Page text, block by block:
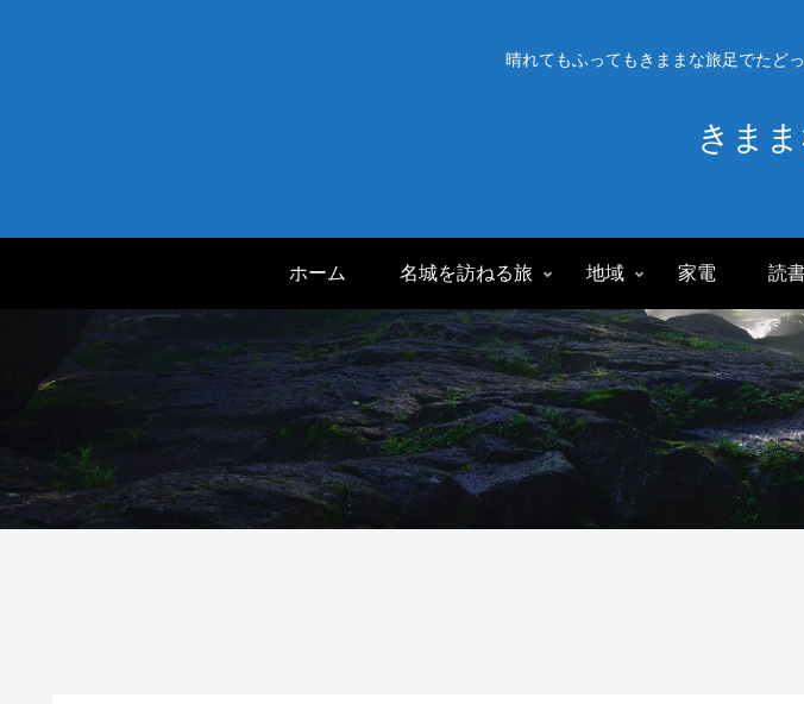
晴れてもふってもきままな旅足でたど
きま
ホーム 名城を訪ねる旅 地域 家電 読